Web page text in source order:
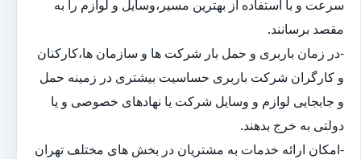
سرعت و با استفاده از بهترین مسیر،وسایل و لوازم را به
مقصد برسانند.
-در زمان باربری و حمل بار شرکت ها و سازمان ها،کارکنان
و کارگران شرکت باربری حساسیت بیشتری در زمینه حمل
و جابجایی لوازم و وسایل شرکت یا نهادهای خصوصی و یا
دولتی به خرج بدهند.
-امکان ارائه خدمات به مشتریان در بخش های مختلف تهران